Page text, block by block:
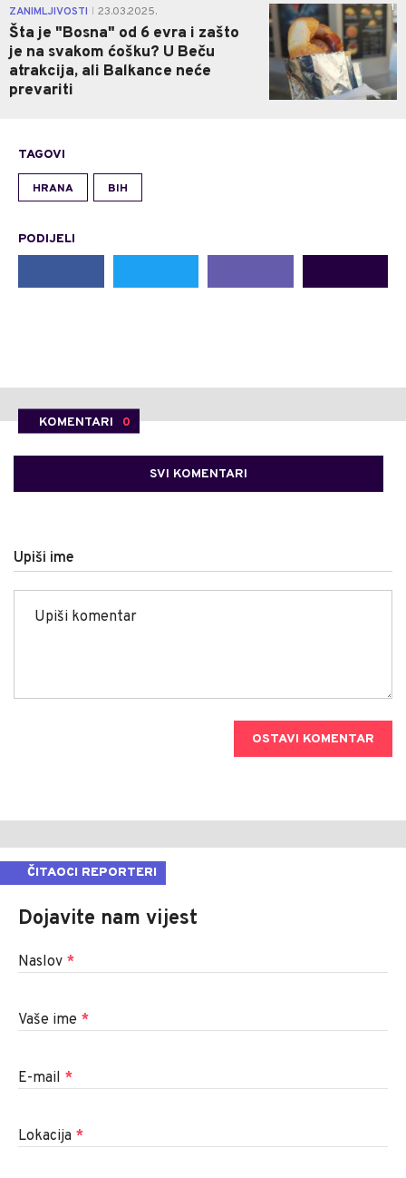
ZANIMLJIVOSTI 23.03.2025.
Šta je "Bosna" od 6 evra i zašto
je na svakom ćošku? U Beču
atrakcija, ali Balkance neće
prevariti
1
TAGOVI
HRANA BIH
PODIJELI
KOMENTARI 0
SVI KOMENTARI
Upiši ime
OSTAVI KOMENTAR
ČITAOCI REPORTERI
Dojavite nam vijest
Naslov *
Vaše ime *
E-mail *
Lokacija *